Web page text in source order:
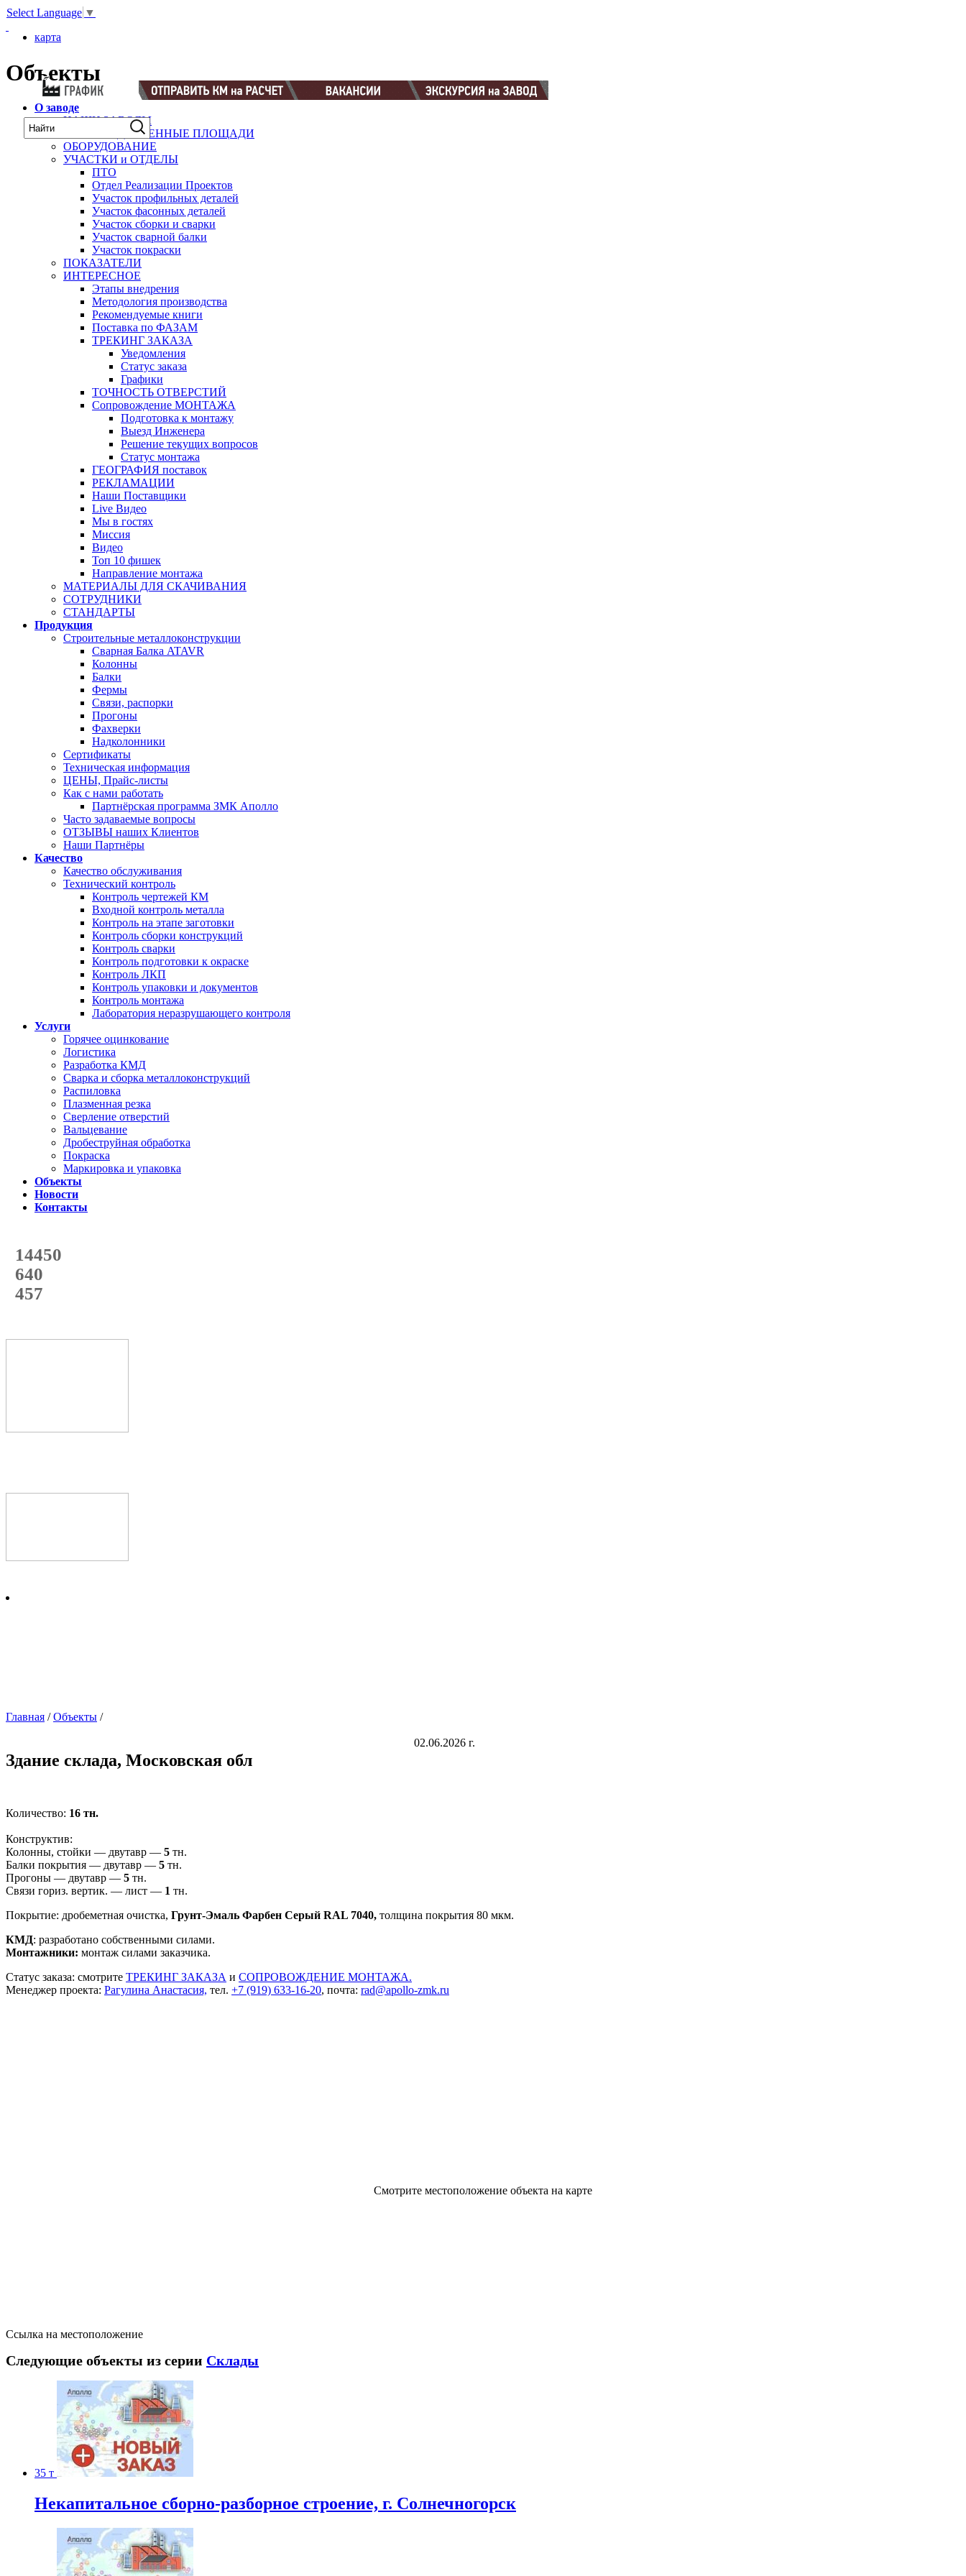
Select Language ▼
карта
Объекты
О заводе
НАШИ ЗАВОДЫ
ПРОИЗВОДСТВЕННЫЕ ПЛОЩАДИ
ОБОРУДОВАНИЕ
УЧАСТКИ и ОТДЕЛЫ
ПТО
Отдел Реализации Проектов
Участок профильных деталей
Участок фасонных деталей
Участок сборки и сварки
Участок сварной балки
Участок покраски
ПОКАЗАТЕЛИ
ИНТЕРЕСНОЕ
Этапы внедрения
Методология производства
Рекомендуемые книги
Поставка по ФАЗАМ
ТРЕКИНГ ЗАКАЗА
Уведомления
Статус заказа
Графики
ТОЧНОСТЬ ОТВЕРСТИЙ
Сопровождение МОНТАЖА
Подготовка к монтажу
Выезд Инженера
Решение текущих вопросов
Статус монтажа
ГЕОГРАФИЯ поставок
РЕКЛАМАЦИИ
Наши Поставщики
Live Видео
Мы в гостях
Миссия
Видео
Топ 10 фишек
Направление монтажа
МАТЕРИАЛЫ ДЛЯ СКАЧИВАНИЯ
СОТРУДНИКИ
СТАНДАРТЫ
Продукция
Строительные металлоконструкции
Сварная Балка ATAVR
Колонны
Балки
Фермы
Связи, распорки
Прогоны
Фахверки
Надколонники
Сертификаты
Техническая информация
ЦЕНЫ, Прайс-листы
Как с нами работать
Партнёрская программа ЗМК Аполло
Часто задаваемые вопросы
ОТЗЫВЫ наших Клиентов
Наши Партнёры
Качество
Качество обслуживания
Технический контроль
Контроль чертежей КМ
Входной контроль металла
Контроль на этапе заготовки
Контроль сборки конструкций
Контроль сварки
Контроль подготовки к окраске
Контроль ЛКП
Контроль упаковки и документов
Контроль монтажа
Лаборатория неразрушающего контроля
Услуги
Горячее оцинкование
Логистика
Разработка КМД
Сварка и сборка металлоконструкций
Распиловка
Плазменная резка
Сверление отверстий
Вальцевание
Дробеструйная обработка
Покраска
Маркировка и упаковка
Объекты
Новости
Контакты
14450
с начала года
640
с начала месяца
457
с начала недели
Главная /Объекты /
Здание склада, Московская обл
02.06.2026 г.
Количество: 16 тн.
Конструктив:
Колонны, стойки — двутавр — 5 тн.
Балки покрытия — двутавр — 5 тн.
Прогоны — двутавр — 5 тн.
Связи гориз. вертик. — лист — 1 тн.
Покрытие: дробеметная очистка, Грунт-Эмаль Фарбен Серый RAL 7040, толщина покрытия 80 мкм.
КМД: разработано собственными силами.
Монтажники: монтаж силами заказчика.
Статус заказа: смотрите ТРЕКИНГ ЗАКАЗА и СОПРОВОЖДЕНИЕ МОНТАЖА.
Менеджер проекта: Рагулина Анастасия, тел. +7 (919) 633-16-20, почта: rad@apollo-zmk.ru
Смотрите местоположение объекта на карте
Ссылка на местоположение
Следующие объекты из серии Склады
35 т
Некапитальное сборно-разборное строение, г. Солнечногорск